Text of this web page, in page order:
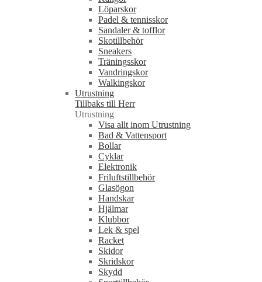
Löparskor
Padel & tennisskor
Sandaler & tofflor
Skotillbehör
Sneakers
Träningsskor
Vandringskor
Walkingskor
Utrustning
Tillbaks till Herr
Utrustning
Visa allt inom Utrustning
Bad & Vattensport
Bollar
Cyklar
Elektronik
Friluftstillbehör
Glasögon
Handskar
Hjälmar
Klubbor
Lek & spel
Racket
Skidor
Skridskor
Skydd